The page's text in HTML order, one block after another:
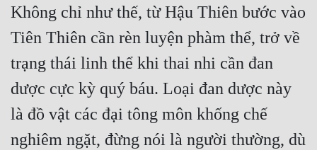
Không chỉ như thế, từ Hậu Thiên bước vào
Tiên Thiên cần rèn luyện phàm thể, trở về
trạng thái linh thể khi thai nhi cần đan
dược cực kỳ quý báu. Loại đan dược này
là đồ vật các đại tông môn khống chế
nghiêm ngặt, đừng nói là người thường, dù